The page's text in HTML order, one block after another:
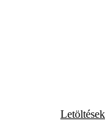
Letöltések